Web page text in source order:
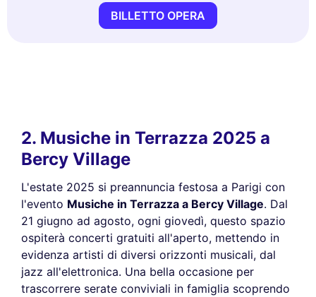
BILLETTO OPERA
2. Musiche in Terrazza 2025 a
Bercy Village
L'estate 2025 si preannuncia festosa a Parigi con
l'evento Musiche in Terrazza a Bercy Village. Dal
21 giugno ad agosto, ogni giovedì, questo spazio
ospiterà concerti gratuiti all'aperto, mettendo in
evidenza artisti di diversi orizzonti musicali, dal
jazz all'elettronica. Una bella occasione per
trascorrere serate conviviali in famiglia scoprendo